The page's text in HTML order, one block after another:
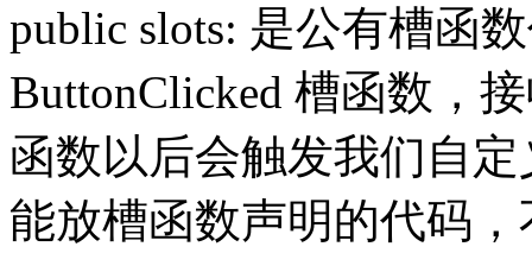
public slots: 是公有槽函
ButtonClicked 槽函数，
函数以后会触发我们自
能放槽函数声明的代码